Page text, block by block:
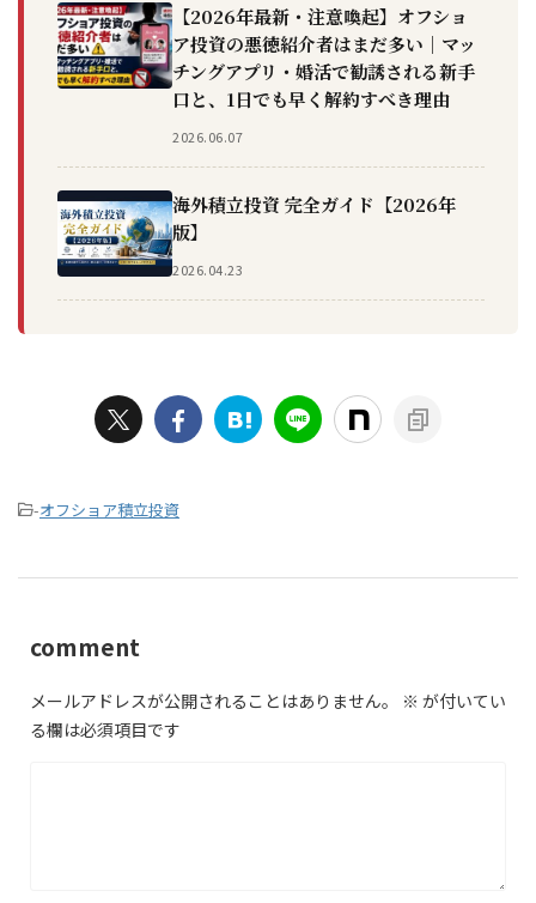
【2026年最新・注意喚起】オフショ
ア投資の悪徳紹介者はまだ多い｜マッ
チングアプリ・婚活で勧誘される新手
口と、1日でも早く解約すべき理由
2026.06.07
海外積立投資 完全ガイド【2026年
版】
2026.04.23
-オフショア積立投資
comment
メールアドレスが公開されることはありません。 ※ が付いてい
る欄は必須項目です